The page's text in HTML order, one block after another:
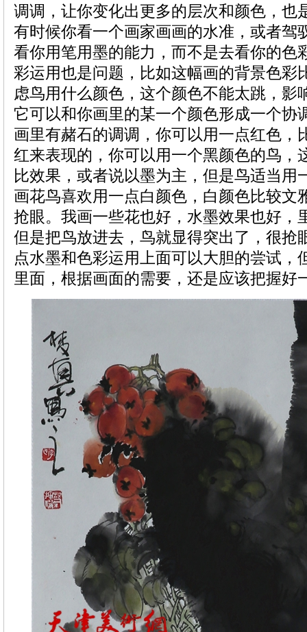
调调，让你变化出更多的层次和颜色，也
有时候你看一个画家画画的水准，或者驾
看你用笔用墨的能力，而不是去看你的色
彩运用也是问题，比如这幅画的背景色彩
虑鸟用什么颜色，这个颜色不能太跳，影
它可以和你画里的某一个颜色形成一个协
画里有赭石的调调，你可以用一点红色，
红来表现的，你可以用一个黑颜色的鸟，
比效果，或者说以墨为主，但是鸟适当用
画花鸟喜欢用一点白颜色，白颜色比较文
抢眼。我画一些花也好，水墨效果也好，
但是把鸟放进去，鸟就显得突出了，很抢
点水墨和色彩运用上面可以大胆的尝试，
里面，根据画面的需要，还是应该把握好